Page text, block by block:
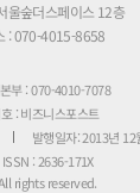
울숲더스페이스 12층
: 070-4015-8658
부 : 070-4010-7078
: 비즈니스포스트
발행일자: 2013년 12
ISSN : 2636-171X
rights reserved.